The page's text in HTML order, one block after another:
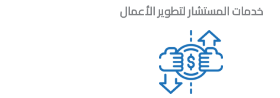
خدمات المستشار لتطوير الأعمال